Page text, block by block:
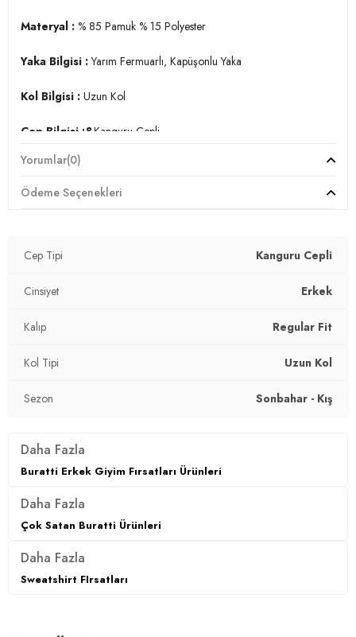
3DK159052651.69
Materyal : % 85 Pamuk % 15 Polyester
Yaka Bilgisi :Yarım Fermuarlı, Kapüşonlu Yaka
Kol Bilgisi : Uzun Kol
Cep Bilgisi :&Kanguru Cepli
Kalıp Bilgisi :
Manken Ölçüsü :Kilo : 77 kg / Boy : 1.85 cm / Göğüs : 98 cm
Üretim Yeri :
Yorumlar(0)
Ödeme Seçenekleri
Cep Tipi Kanguru Cepli
Cinsiyet Erkek
Kalıp Regular Fit
Kol Tipi Uzun Kol
Sezon Sonbahar - Kış
Daha Fazla
Buratti Erkek Giyim Fırsatları Ürünleri
Daha Fazla
Çok Satan Buratti Ürünleri
Daha Fazla
Sweatshirt FIrsatları